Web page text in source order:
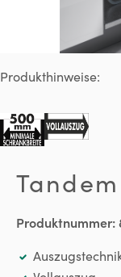
Produkthinweise:
Produktnummer: